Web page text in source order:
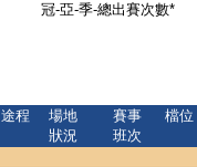
冠-亞-季-總出賽次數*
途程
場地
狀況
賽事
班次
檔位